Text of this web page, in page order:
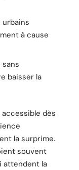
urbains
à cause
sans
baisser la
accessible dès
la surprime.
souvent
attendent la